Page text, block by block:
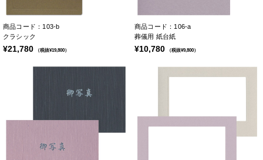
商品コード：103-b
クラシック
¥21,780 （税抜¥19,800）
商品コード：106-a
葬儀用 紙台紙
¥10,780 （税抜¥9,800）